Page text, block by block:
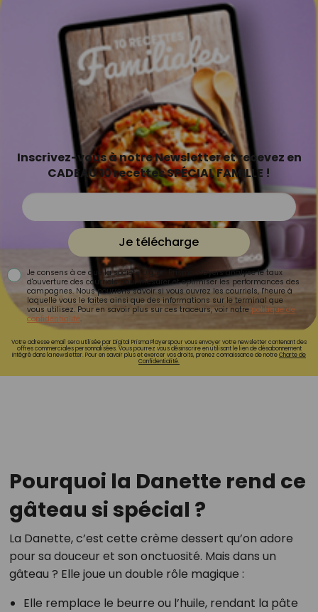
Inscrivez-vous à notre Newsletter et recevez en
CADEAU 10 recettes SPÉCIAL FAMILLE !
Je télécharge
Je consens à ce que la société Digital Prisma Players analyse le taux
d'ouverture des courriels pour mesurer et optimiser les performances des
campagnes. Nous pourrons savoir si vous ouvrez les courriels, l'heure à
laquelle vous le faites ainsi que des informations sur le terminal que
vous utilisez. Pour en savoir plus sur ces traceurs, voir notre politique de
confidentialité.
Votre adresse email sera utilisée par Digital Prisma Playerspour vous envoyer votre newsletter contenant des
offres commerciales personnalisées. Vous pourrez vous désinscrire en utilisant le lien de désabonnement
intégré dans la newsletter. Pour en savoir plus et exercer vos droits, prenez connaissance de notreCharte de
Confidentialité.
Pourquoi la Danette rend ce
gâteau si spécial ?
La Danette, c’est cette crème dessert qu’on adore
pour sa douceur et son onctuosité. Mais dans un
gâteau ? Elle joue un double rôle magique :
Elle remplace le beurre ou l’huile, rendant la pâte